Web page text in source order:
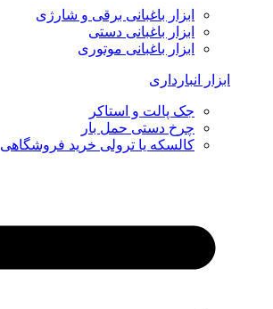
ابزار باغبانی برقی و شارژی
ابزار باغبانی دستی
ابزار باغبانی موتوری
ابزار انبارداری
جک پالت و استاکر
چرخ دستی حمل بار
کالسکه یا ترولی خرید فروشگاهی